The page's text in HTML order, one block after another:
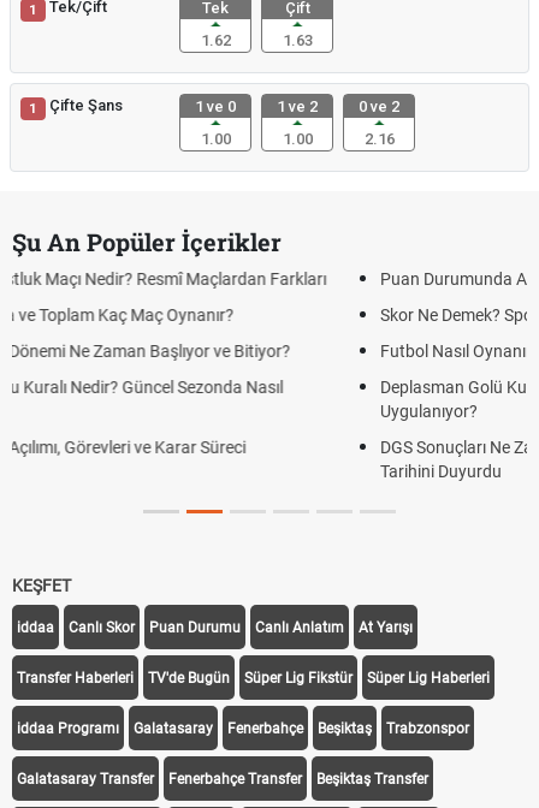
1 Tek/Çift
Tek
1.62
Çift
1.63
1 Çifte Şans
1 ve 0
1.00
1 ve 2
1.00
0 ve 2
2.16
Şu An Popüler İçerikler
Puan Durumunda AG, OM ve Diğer Kısaltmalar Ne Anlama Gelir?
Skor Ne Demek? Sporda Skor ve Sonuç Kavramları
Futbol Nasıl Oynanır? Temel Futbol Kuralları
Deplasman Golü Kuralı Nedir? Hangi Organizasyonlarda
DGS Sonuçları Ne Zaman Açıklanacak 2026? ÖSYM Sonuç
KEŞFET
iddaa Canlı Skor Puan Durumu Canlı Anlatım At Yarışı
Transfer Haberleri TV'de Bugün Süper Lig Fikstür Süper Lig Haberleri
iddaa Programı Galatasaray Fenerbahçe Beşiktaş Trabzonspor
Galatasaray Transfer Fenerbahçe Transfer Beşiktaş Transfer